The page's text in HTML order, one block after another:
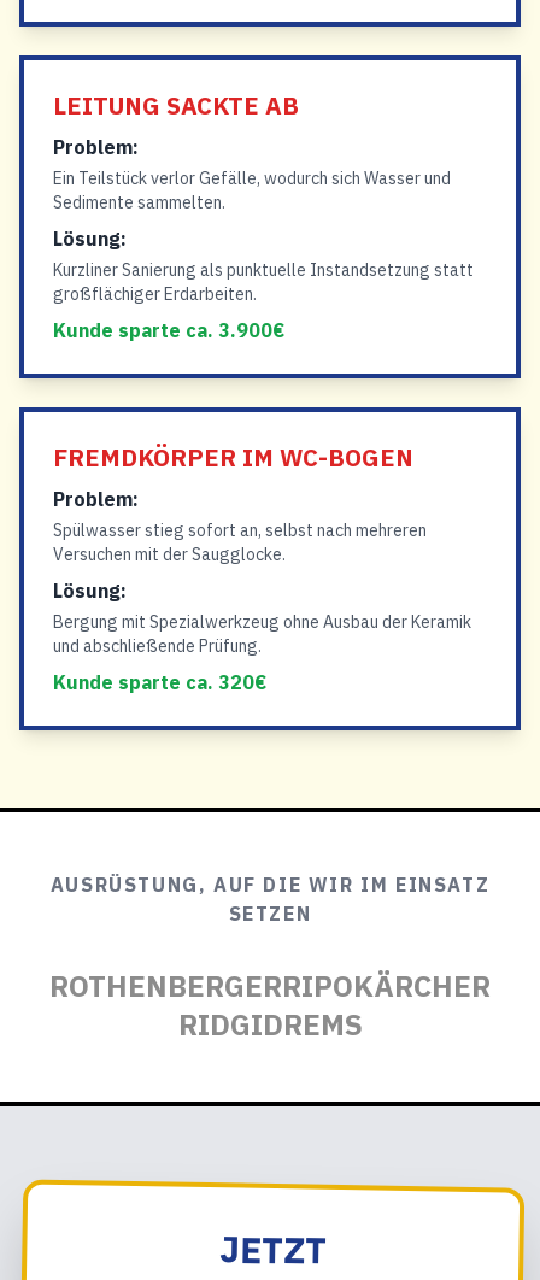
LEITUNG SACKTE AB
Problem:
Ein Teilstück verlor Gefälle, wodurch sich Wasser und
Sedimente sammelten.
Lösung:
Kurzliner Sanierung als punktuelle Instandsetzung statt
großflächiger Erdarbeiten.
Kunde sparte ca. 3.900€
FREMDKÖRPER IM WC-BOGEN
Problem:
Spülwasser stieg sofort an, selbst nach mehreren
Versuchen mit der Saugglocke.
Lösung:
Bergung mit Spezialwerkzeug ohne Ausbau der Keramik
und abschließende Prüfung.
Kunde sparte ca. 320€
AUSRÜSTUNG, AUF DIE WIR IM EINSATZ
SETZEN
ROTHENBERGERRIPOKÄRCHER
RIDGIDREMS
JETZT
KANALREINIGUNG
ELSTER (ELBE)